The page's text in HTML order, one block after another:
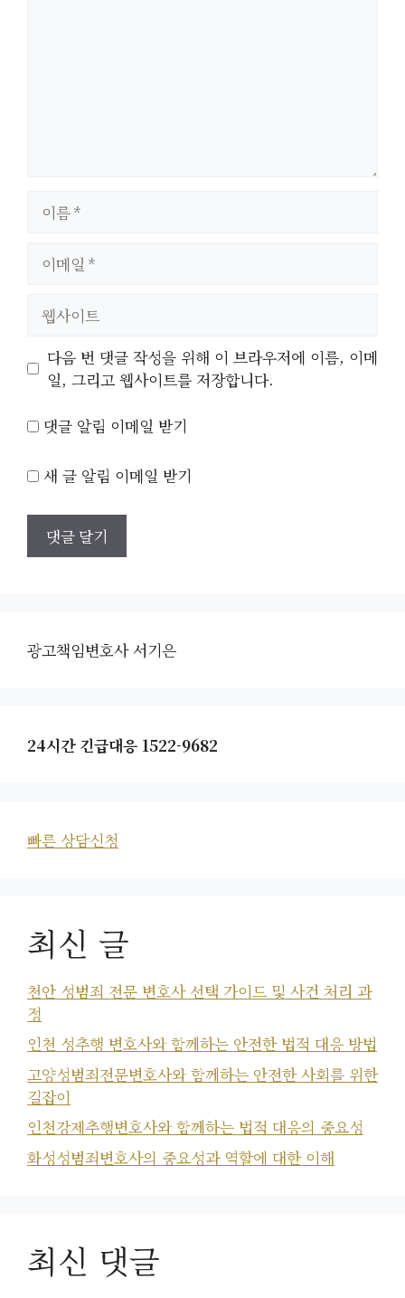
트
다음 번 댓글 작성을 위해 이 브라우저에 이름, 이메
일, 그리고 웹사이트를 저장합니다.
댓글 알림 이메일 받기
새 글 알림 이메일 받기
광고책임변호사 서기은
24시간 긴급대응 1522-9682
빠른 상담신청
최신 글
천안 성범죄 전문 변호사 선택 가이드 및 사건 처리 과
정
인천 성추행 변호사와 함께하는 안전한 법적 대응 방법
고양성범죄전문변호사와 함께하는 안전한 사회를 위한
길잡이
인천강제추행변호사와 함께하는 법적 대응의 중요성
화성성범죄변호사의 중요성과 역할에 대한 이해
최신 댓글